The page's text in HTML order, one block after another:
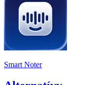
Smart Noter